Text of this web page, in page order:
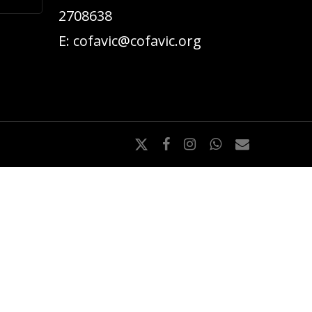
2708638
E: cofavic@cofavic.org
x-
facebookinstagramwhatsapp
email